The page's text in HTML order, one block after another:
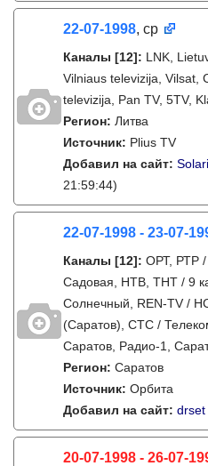
22-07-1998, ср
Каналы [12]: LNK,
Vilniaus televizija, Vilsat,
televizija, Pan TV, 5TV,
Регион: Литва
Источник: Plius TV
Добавил на сайт:
21:59:44)
22-07-1998 - 23-07-
Каналы [12]: ОРТ, РТР /
Садовая, НТВ, ТНТ / 9
Солнечный, REN-TV /
(Саратов), СТС /
Саратов, Радио-1,
Регион: Саратов
Источник: Орбита
Добавил на сайт: drset
20-07-1998 - 26-07-